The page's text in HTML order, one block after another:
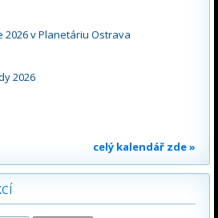
2026 v Planetáriu Ostrava
2026
celý kalendář zde »